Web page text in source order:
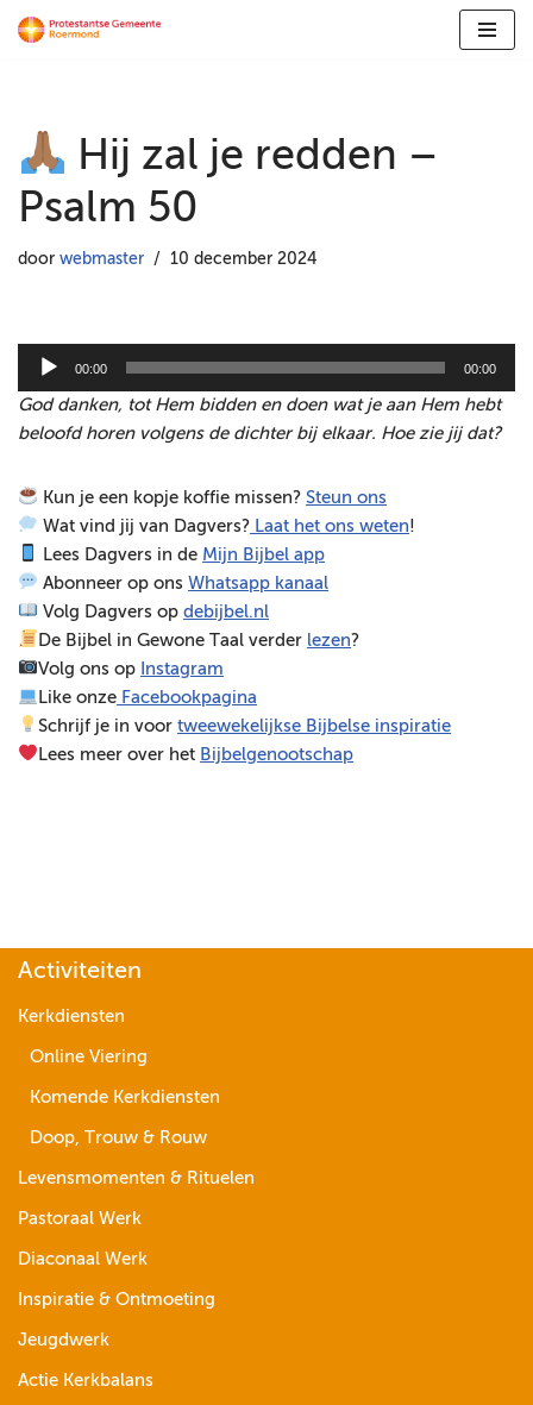
inhoud
Hij zal je redden –
Psalm 50
door webmaster 10 december 2024
d
i
s
p
e
l
e
r
00:00 00:00
God danken, tot Hem bidden en doen wat je aan Hem hebt
beloofd horen volgens de dichter bij elkaar. Hoe zie jij dat?
Kun je een kopje koffie missen?Steun ons
Wat vind jij van Dagvers? Laat het ons weten!
Lees Dagvers in de Mijn Bijbel app
Abonneer op onsWhatsapp kanaal
Volg Dagvers opdebijbel.nl
De Bijbel in Gewone Taal verder lezen?
Volg ons op Instagram
Like onze Facebookpagina
Schrijf je in voortweewekelijkse Bijbelse inspiratie
Lees meer over het Bijbelgenootschap
Activiteiten
Kerkdiensten
Online Viering
Komende Kerkdiensten
Doop, Trouw & Rouw
Levensmomenten & Rituelen
Pastoraal Werk
Diaconaal Werk
Inspiratie & Ontmoeting
Jeugdwerk
Actie Kerkbalans